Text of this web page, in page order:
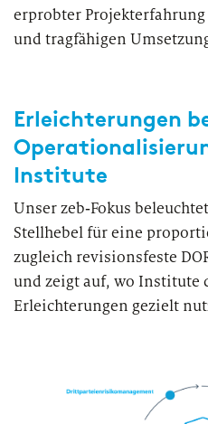
erprobter
und tragfähigen
Erleichterungen
Institute
Unser zeb‑Fokus
Stellhebel für eine
zugleich revisionsfeste
und zeigt auf, wo Institute
Erleichterungen gezielt